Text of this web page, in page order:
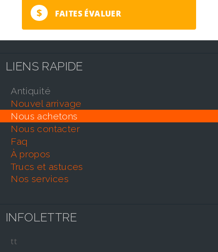
$ FAITES ÉVALUER
LIENS RAPIDE
antiquité
nouvel arrivage
nous achetons
nous contacter
faq
À propos
trucs et astuces
nos services
INFOLETTRE
tt